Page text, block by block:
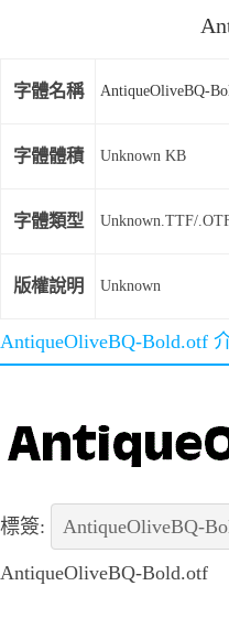
字體名稱 AntiqueOliveBQ-
字體體積 Unknown KB
字體類型 Unknown.TTF/
版權說明 Unknown
AntiqueOliveBQ-Bold.otf
標簽: AntiqueOliveBQ-
AntiqueOliveBQ-Bold.otf